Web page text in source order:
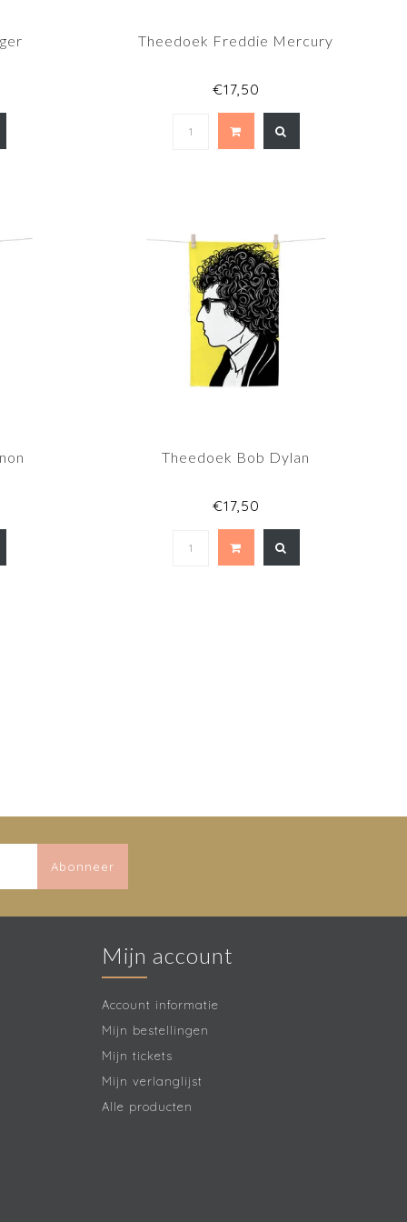
Theedoek Freddie Mercury
€17,50
Theedoek Bob Dylan
€17,50
Abonneer
Mijn account
Account informatie
Mijn bestellingen
Mijn tickets
Mijn verlanglijst
Alle producten